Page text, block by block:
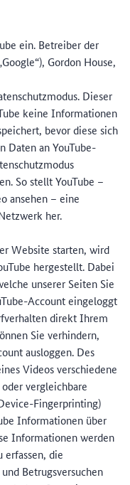
ein. Betreiber der
Gordon House,
Dieser
keine Informationen
bevor diese sich
Daten an YouTube-
So stellt YouTube –
ansehen – eine
her.
Website starten, wird
hergestellt. Dabei
unserer Seiten Sie
Account eingeloggt
direkt Ihrem
Sie verhindern,
ausloggen. Des
Videos verschiedene
vergleichbare
Fingerprinting)
Informationen über
Informationen werden
erfassen, die
Betrugsversuchen